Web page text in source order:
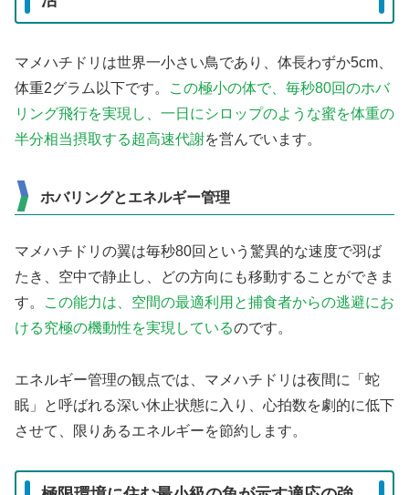
マメハチドリは世界一小さい鳥であり、体長わずか5cm、
体重2グラム以下です。
この極小の体で、毎秒80回のホバ
リング飛行を実現し、一日にシロップのような蜜を体重の
半分相当摂取する超高速代謝を営んでいます。
ホバリングとエネルギー管理
マメハチドリの翼は毎秒80回という驚異的な速度で羽ば
たき、空中で静止し、どの方向にも移動することができま
す。
この能力は、空間の最適利用と捕食者からの逃避にお
ける究極の機動性を実現しているのです。
エネルギー管理の観点では、マメハチドリは夜間に「蛇
眠」と呼ばれる深い休止状態に入り、心拍数を劇的に低下
させて、限りあるエネルギーを節約します。